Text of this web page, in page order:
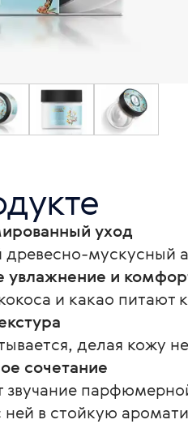
уход
древесно-мускусный
увлажнение и
и какао питают
делая кожу
сочетание
звучание
ней в стойкую